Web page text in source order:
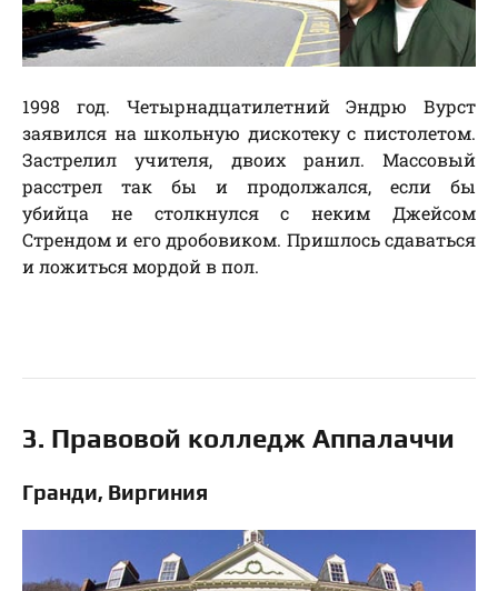
1998 год. Четырнадцатилетний Эндрю Вурст
заявился на школьную дискотеку с пистолетом.
Застрелил учителя, двоих ранил. Массовый
расстрел так бы и продолжался, если бы
убийца не столкнулся с неким Джейсом
Стрендом и его дробовиком. Пришлось сдаваться
и ложиться мордой в пол.
3. Правовой колледж Аппалаччи
Гранди, Виргиния